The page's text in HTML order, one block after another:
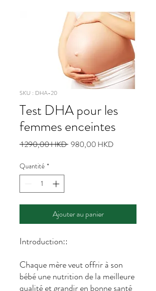
SKU : DHA-20
Test DHA pour les
femmes enceintes
1 290,00 HKD Prix
980,00 HKD
Quantité *
Ajouter au panier
Introduction::
Chaque mère veut offrir à son
bébé une nutrition de la meilleure
qualité et grandir en bonne santé